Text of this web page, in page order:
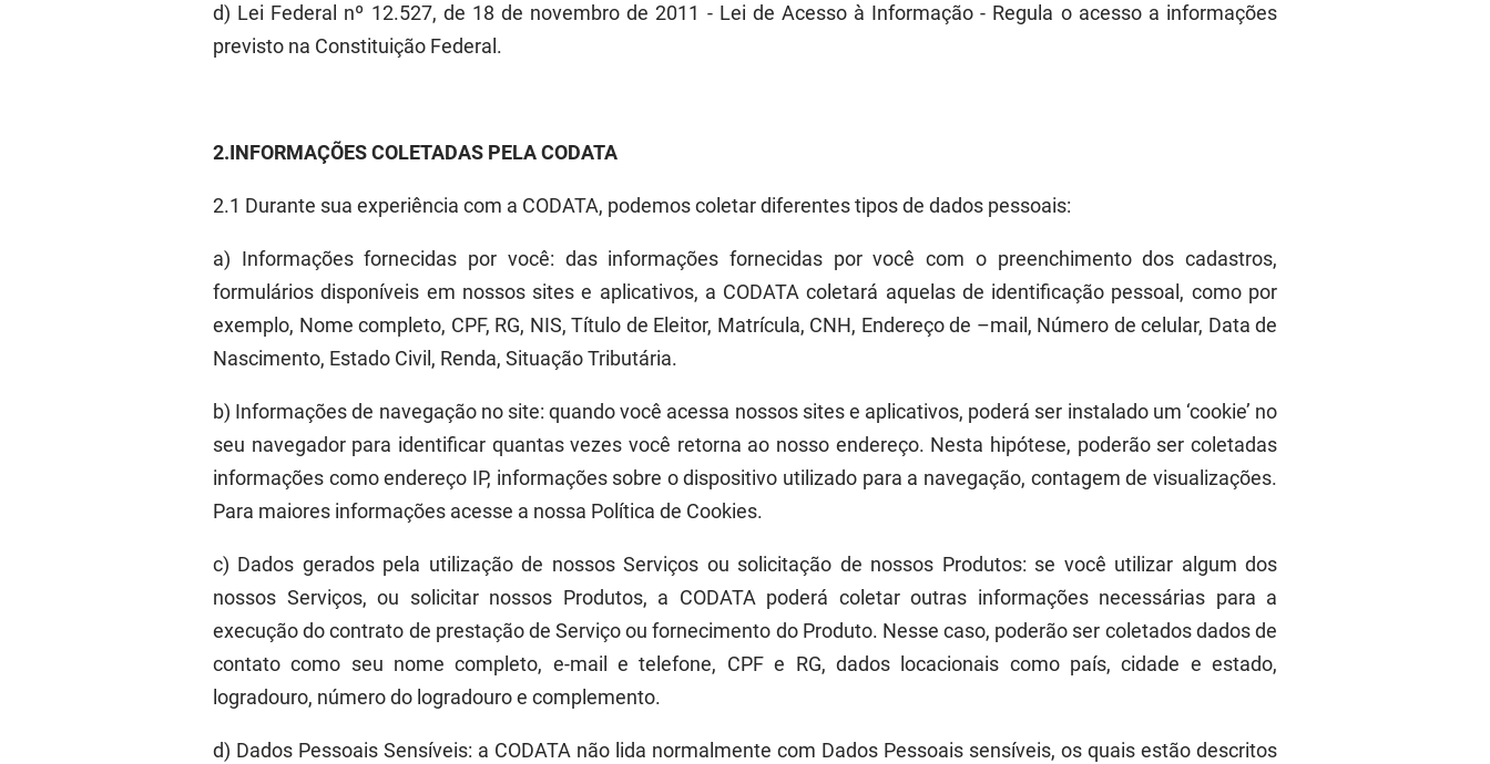
d) Lei Federal nº 12.527, de 18 de novembro de 2011 - Lei de Acesso à Informação - Regula o acesso a informações
previsto na Constituição Federal .
2.INFORMAÇÕES COLETADAS PELA CODATA
2.1 Durante sua experiência com a CODATA, podemos coletardiferentestipos de dados pessoais:
a) Informações fornecidas por você: das informações fornecidas por você com o preenchimento dos cadastros,
formulários disponíveis em nossos sites e aplicativos, a CODATA coletará aquelas de identificação pessoal, como por
exemplo, Nome completo, CPF, RG, NIS, Título de Eleitor, Matrícula, CNH, Endereço de –mail, Número de celular, Data de
Nascimento, Estado Civil, Renda, Situação Tributária.
b) Informações de navegação no site: quando você acessa nossos sites e aplicativos, poderá ser instalado um ‘cookie’ no
seu navegador para identificar quantas vezes você retorna ao nosso endereço. Nesta hipótese, poderão ser coletadas
informações como endereço IP, informações sobre o dispositivo utilizado para a navegação, contagem de visualizações.
Para maiores informações acesse a nossa Política de Cookies.
c) Dados gerados pela utilização de nossos Serviços ou solicitação de nossos Produtos: se você utilizar algum dos
nossos Serviços, ou solicitar nossos Produtos, a CODATA poderá coletar outras informações necessárias para a
execução do contrato de prestação de Serviço ou fornecimento do Produto. Nesse caso, poderão ser coletados dados de
contato como seu nome completo, e-mail e telefone, CPF e RG, dados locacionais como país, cidade e estado,
logradouro, número do logradouro e complemento.
d) Dados Pessoais Sensíveis: a CODATA não lida normalmente com Dados Pessoais sensíveis, os quais estão descritos